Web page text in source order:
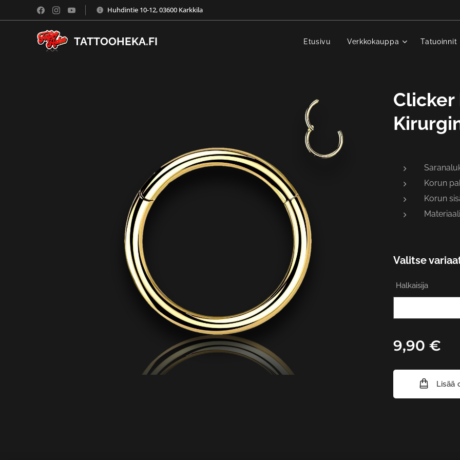
Huhdintie 10-12, 03600 Karkkila
TATTOOHEKA.FI Etusivu Verkkokauppa Tatuoinnit
Clicker
Korun
Korun
Valitse
Halkaisija
9,90 €
Lisää